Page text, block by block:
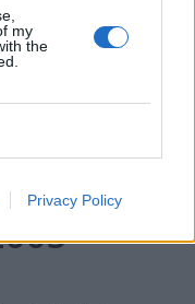
my
the
Privacy Policy
VHFer